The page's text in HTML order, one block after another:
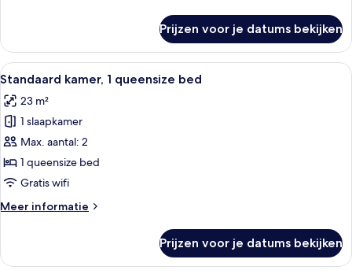
Suite
Prijzen voor je datums bekijken
Alle
foto's
voor
Standaard
kamer,
1
queensize
laden
Een hotelkamer met een bed, een
12
Standaard kamer, 1 queensize bed
23 m²
1 slaapkamer
Max. aantal: 2
1 queensize bed
Gratis wifi
Meer informatie
Meer
kamer,
Prijzen voor je datums bekijken